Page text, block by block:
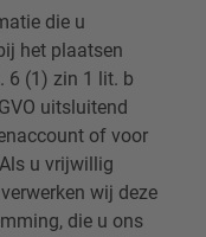
die u
het plaatsen
6 (1) zin 1 lit. b
uitsluitend
of voor
u vrijwillig
wij deze
die u ons